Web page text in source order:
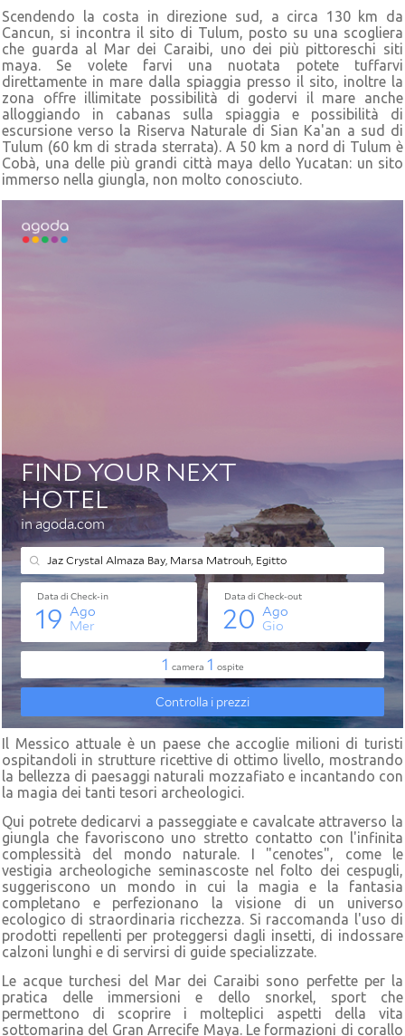
Scendendo la costa in direzione sud, a circa 130 km da
Cancun, si incontra il sito di Tulum, posto su una scogliera
che guarda al Mar dei Caraibi, uno dei più pittoreschi siti
maya. Se volete farvi una nuotata potete tuffarvi
direttamente in mare dalla spiaggia presso il sito, inoltre la
zona offre illimitate possibilità di godervi il mare anche
alloggiando in cabanas sulla spiaggia e possibilità di
escursione verso la Riserva Naturale di Sian Ka'an a sud di
Tulum (60 km di strada sterrata). A 50 km a nord di Tulum è
Cobà, una delle più grandi città maya dello Yucatan: un sito
immerso nella giungla, non molto conosciuto.
Il Messico attuale è un paese che accoglie milioni di turisti
ospitandoli in strutture ricettive di ottimo livello, mostrando
la bellezza di paesaggi naturali mozzafiato e incantando con
la magia dei tanti tesori archeologici.
Qui potrete dedicarvi a passeggiate e cavalcate attraverso la
giungla che favoriscono uno stretto contatto con l'infinita
complessità del mondo naturale. I "cenotes", come le
vestigia archeologiche seminascoste nel folto dei cespugli,
suggeriscono un mondo in cui la magia e la fantasia
completano e perfezionano la visione di un universo
ecologico di straordinaria ricchezza. Si raccomanda l'uso di
prodotti repellenti per proteggersi dagli insetti, di indossare
calzoni lunghi e di servirsi di guide specializzate.
Le acque turchesi del Mar dei Caraibi sono perfette per la
pratica delle immersioni e dello snorkel, sport che
permettono di scoprire i molteplici aspetti della vita
sottomarina del Gran Arrecife Maya. Le formazioni di corallo